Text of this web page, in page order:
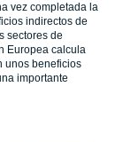
vez completada la
indirectos de
sectores de
Europea calcula
unos beneficios
importante